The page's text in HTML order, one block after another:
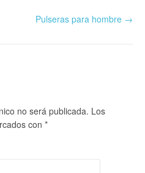
Pulseras para hombre →
no será publicada. Los
con *